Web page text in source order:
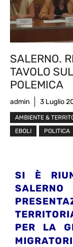
SALERNO.
TAVOLO
POLEMICA
admin 3 Luglio
AMBIENTE &
EBOLI
POLITICA
SI È
PER LA